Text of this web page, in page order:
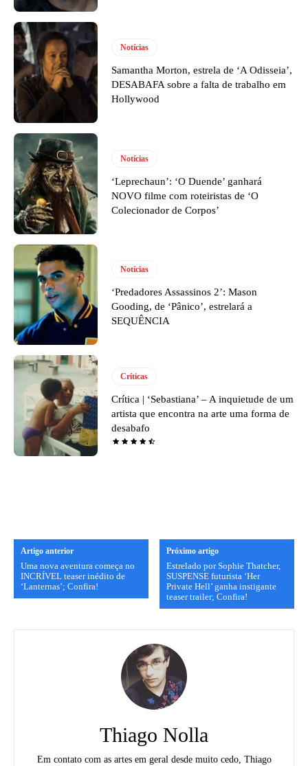
Notícias
Samantha Morton, estrela de ‘A Odisseia’,
DESABAFA sobre a falta de trabalho em
Hollywood
Notícias
‘Leprechaun’: ‘O Duende’ ganhará
NOVO filme com roteiristas de ‘O
Colecionador de Corpos’
Notícias
‘Predadores Assassinos 2’: Mason
Gooding, de ‘Pânico’, estrelará a
SEQUÊNCIA
Críticas
Crítica | ‘Sebastiana’ – A inquietude de um
artista que encontra na arte uma forma de
desabafo
Artigo anterior
Uma nova aventura começa no
INCRÍVEL teaser inédito de
‘Lanternas’; Confira!
Próximo artigo
Estrelado por Sophie Thatcher,
SUSPENSE futurista ‘Her
Private Hell’ ganha instigante
teaser trailer; Confira!
Thiago Nolla
Em contato com as artes em geral desde muito cedo, Thiago